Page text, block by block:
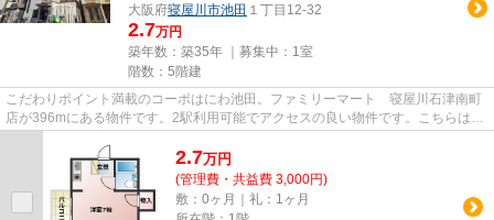
大阪府寝屋川市池田 １丁目12-32
2.7万円
築年数：築35年 ｜募集中： 1室
階数：5階建
こだわりポイント満載のコーポはにわ池田。ファミリーマート 寝屋川石津南町
店が396mにある物件です。2駅利用可能でアクセスの良い物件です。こちらはマ
2.7万円
(管理費・共益費 3,000円)
敷：0ヶ月｜礼：1ヶ月